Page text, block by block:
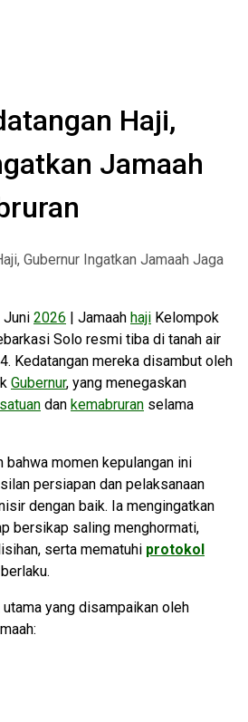
Haji,
Jamaah
Juni 2026 | Jamaah haji Kelompok
Solo resmi tiba di tanah air
Kedatangan mereka disambut oleh
Gubernur, yang menegaskan
dan kemabruran selama
bahwa momen kepulangan ini
persiapan dan pelaksanaan
dengan baik. Ia mengingatkan
bersikap saling menghormati,
serta mematuhi protokol
yang disampaikan oleh